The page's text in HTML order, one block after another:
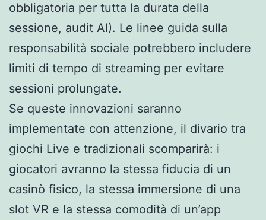
obbligatoria per tutta la durata della
sessione, audit AI). Le linee guida sulla
responsabilità sociale potrebbero includere
limiti di tempo di streaming per evitare
sessioni prolungate.
Se queste innovazioni saranno
implementate con attenzione, il divario tra
giochi Live e tradizionali scomparirà: i
giocatori avranno la stessa fiducia di un
casinò fisico, la stessa immersione di una
slot VR e la stessa comodità di un’app